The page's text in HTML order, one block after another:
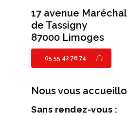
17 avenue
de Tassigny
87000 Limoges
05 55 42 76 74
Nous vous
Sans rendez-vous :